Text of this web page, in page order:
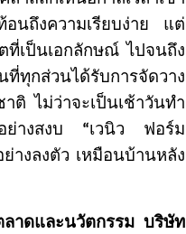
อนถึงความเรียบง่าย แต่
ที่เป็นเอกลักษณ์ ไปจนถึง
ทุกส่วนได้รับการจัดวาง
ติ ไม่ว่าจะเป็นเช้าวันทำ
ย่างสงบ “เวนิว ฟอร์ม
ย่างลงตัว เหมือนบ้านหลัง
าดและนวัตกรรม บริษัท